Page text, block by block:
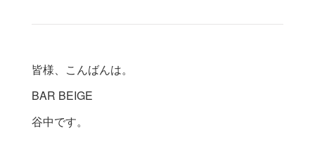
皆様、こんばんは。
BAR BEIGE
谷中です。